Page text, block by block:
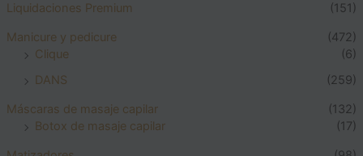
Liquidaciones Premium
(151)
Manicure y pedicure
(472)
Clique
(6)
DANS
(259)
Máscaras de masaje capilar
(132)
Botox de masaje capilar
(17)